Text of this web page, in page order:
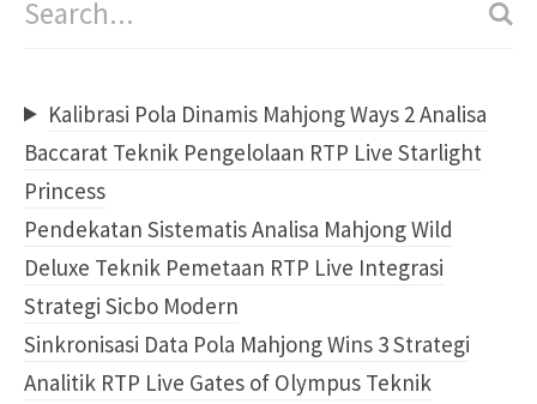
Kalibrasi Pola Dinamis Mahjong Ways 2 Analisa
Baccarat Teknik Pengelolaan RTP Live Starlight
Princess
Pendekatan Sistematis Analisa Mahjong Wild
Deluxe Teknik Pemetaan RTP Live Integrasi
Strategi Sicbo Modern
Sinkronisasi Data Pola Mahjong Wins 3 Strategi
Analitik RTP Live Gates of Olympus Teknik